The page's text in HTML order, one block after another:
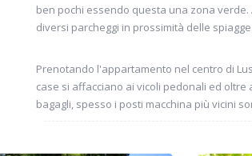
ben pochi essendo questa una zona verde.
diversi parcheggi in prossimità delle spiagge.
Prenotando l'appartamento nel centro di
case si affacciano ai vicoli pedonali ed
bagagli, spesso i posti macchina più vicini